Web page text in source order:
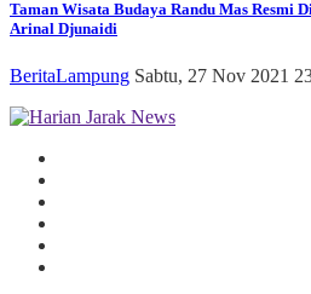
Taman Wisata Budaya Randu Mas Resmi
Arinal Djunaidi
BeritaLampung Sabtu, 27 Nov 2021